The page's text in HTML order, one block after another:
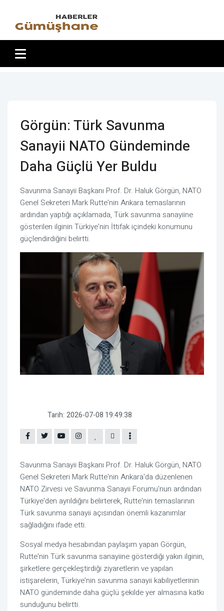
Görgün: Türk Savunma
Sanayii NATO Gündeminde
Daha Güçlü Yer Buldu
Savunma Sanayii Başkanı Prof. Dr. Haluk Görgün, NATO
Genel Sekreteri Mark Rutte'nin Ankara temaslarının
ardından yaptığı açıklamada, Türk savunma sanayiine
gösterilen ilginin Türkiye'nin İttifak içindeki konumunu
güçlendirdiğini belirtti.
Tarih: 2026-07-08 19:49:38
Savunma Sanayii Başkanı Prof. Dr. Haluk Görgün, NATO
Genel Sekreteri Mark Rutte'nin Ankara'da düzenlenen
NATO Zirvesi ve Savunma Sanayii Forumu'nun ardından
Türkiye'den ayrıldığını belirterek, Rutte'nin temaslarının
Türk savunma sanayii açısından önemli kazanımlar
sağladığını ifade etti.
Sosyal medya hesabından paylaşım yapan Görgün,
Rutte'nin Türk savunma sanayiine gösterdiği yakın ilginin,
şirketlere gerçekleştirdiği ziyaretlerin ve yapılan
istişarelerin, Türkiye'nin savunma sanayii kabiliyetlerinin
NATO gündeminde daha güçlü şekilde yer almasına katkı
sunduğunu belirtti.